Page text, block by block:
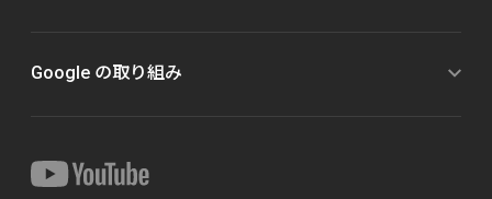
Google の取り組み